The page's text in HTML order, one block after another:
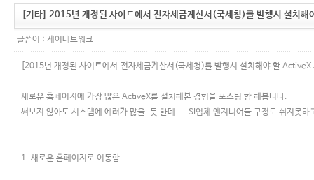
[기타] 2015년 개정된 사이트에서 전자세금계산서(국세청)를 발행시 설치
글쓴이 : 제이네트워크
[2015년 개정된 사이트에서 전자세금계산서(국세청)를 발행시 설치해야 할
새로운 홈페이지에 가장 많은 ActiveX를 설치해본 경험을 포스팅 함 해봅니다.
써보지 않아도 시스템에 에러가 많을 듯 한데... SI업체 엔지니어들 구정도 쉬지못하
1. 새로운 홈페이지로 이동함